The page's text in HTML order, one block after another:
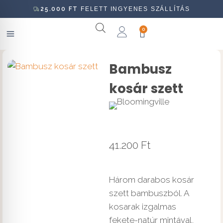
25.000 FT FELETT INGYENES SZÁLLÍTÁS
0
Bambusz
kosár szett
41.200 Ft
Három darabos kosár
szett bambuszból. A
kosarak izgalmas
fekete-natúr mintával,